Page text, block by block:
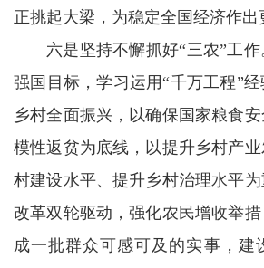
正挑起大梁，为稳定全国经济作出
六是坚持不懈抓好“三农”工
强国目标，学习运用“千万工程”
乡村全面振兴，以确保国家粮食
模性返贫为底线，以提升乡村产
村建设水平、提升乡村治理水平
改革双轮驱动，强化农民增收举
成一批群众可感可及的实事，建